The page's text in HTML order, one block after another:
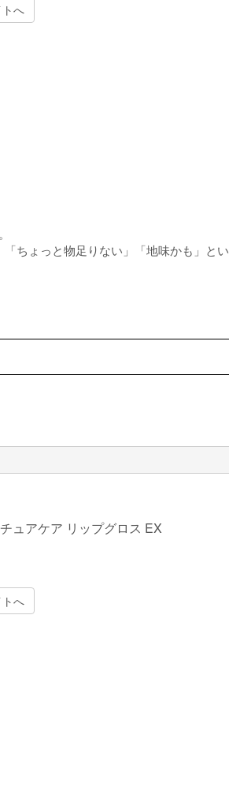
へ
ちょっと物足りない」「地味かも」とい
ュアケア リップグロス EX
へ